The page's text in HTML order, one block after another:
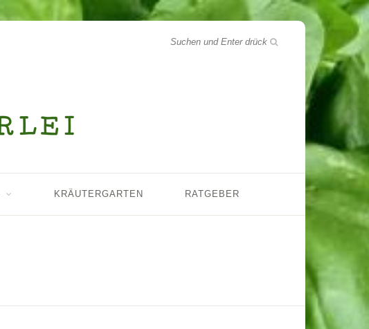
KRÄUTERGARTEN RATGEBER